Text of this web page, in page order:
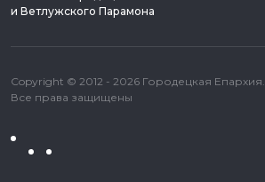
и Ветлужского Парамона
Copyright © 2012 - 2026 Городецкая Епархия.
Все права защищены